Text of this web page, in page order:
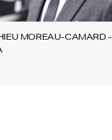
MOREAU-CAMARD -